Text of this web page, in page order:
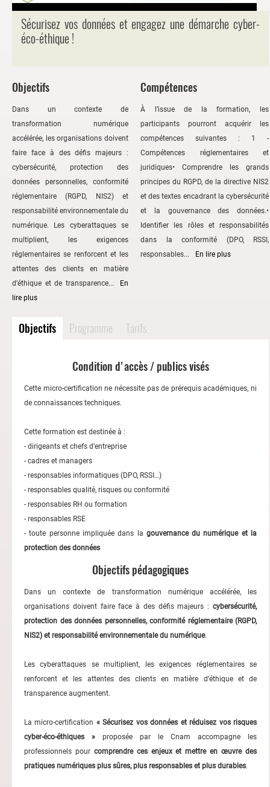
Sécurisez vos données et engagez une démarche cyber-
éco-éthique !
Objectifs
Dans un contexte de
transformation numérique
accélérée, les organisations doivent
faire face à des défis majeurs :
cybersécurité, protection des
données personnelles, conformité
réglementaire (RGPD, NIS2) et
responsabilité environnementale du
numérique. Les cyberattaques se
multiplient, les exigences
réglementaires se renforcent et les
attentes des clients en matière
d’éthique et de transparence...
En
lire plus
Compétences
À l’issue de la formation, les
participants pourront acquérir les
compétences suivantes : 1 -
Compétences réglementaires et
juridiques• Comprendre les grands
principes du RGPD, de la directive NIS2
et des textes encadrant la cybersécurité
et la gouvernance des données.•
Identifier les rôles et responsabilités
dans la conformité (DPO, RSSI,
responsables...
En lire plus
Objectifs Programme Tarifs
Condition d'accès / publics visés
Cette micro-certification ne nécessite pas de prérequis académiques, ni
de connaissances techniques.
Cette formation est destinée à :
- dirigeants et chefs d’entreprise
- cadres et managers
- responsables informatiques (DPO, RSSI…)
- responsables qualité, risques ou conformité
- responsables RH ou formation
- responsables RSE
- toute personne impliquée dans la gouvernance du numérique et la
protection des données
Objectifs pédagogiques
Dans un contexte de transformation numérique accélérée, les
organisations doivent faire face à des défis majeurs : cybersécurité,
protection des données personnelles, conformité réglementaire (RGPD,
NIS2) et responsabilité environnementale du numérique.
Les cyberattaques se multiplient, les exigences réglementaires se
renforcent et les attentes des clients en matière d’éthique et de
transparence augmentent.
La micro-certification « Sécurisez vos données et réduisez vos risques
cyber-éco-éthiques » proposée par le Cnam accompagne les
professionnels pour comprendre ces enjeux et mettre en œuvre des
pratiques numériques plus sûres, plus responsables et plus durables.